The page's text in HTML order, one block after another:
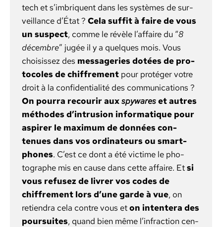
tech et s’imbriquent dans les sys­tèmes de sur­
veil­lance d’État ? Cela suf­fit à faire de vous
un sus­pect, comme le révèle l’affaire du “8
décem­bre” jugée il y a quelques mois. Vous
choi­sis­sez des mes­sageries dotées de pro­
to­coles de chiffre­ment pour pro­téger votre
droit à la con­fi­den­tial­ité des com­mu­ni­ca­tions ?
On pour­ra recourir auxspy­wareset autres
méth­odes d’intrusion infor­ma­tique pour
aspir­er le max­i­mum de don­nées con­
tenues dans vos ordi­na­teurs ou smart­
phones. C’est ce dont a été vic­time le pho­
tographe mis en cause dans cette affaire. Etsi
vous refusez de livr­er vos codes de
chiffre­ment lors d’une garde à vue, on
retien­dra cela con­tre vous eton inten­tera des
pour­suites, quand bien même l’infraction cen­